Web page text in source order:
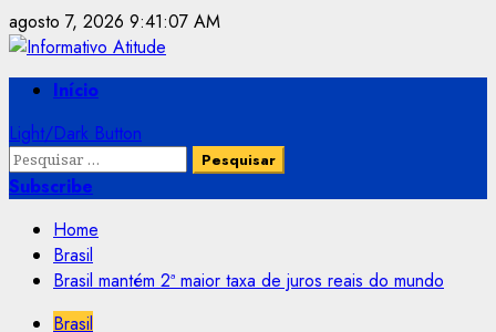
Skip
to
content
agosto 7, 2026 9:41:07 AM
PrimaryInício
Light/Dark Button
Pesquisar
por:
Subscribe
Home
Brasil
Brasil mantém 2ª maior taxa de juros reais do mundo
Brasil